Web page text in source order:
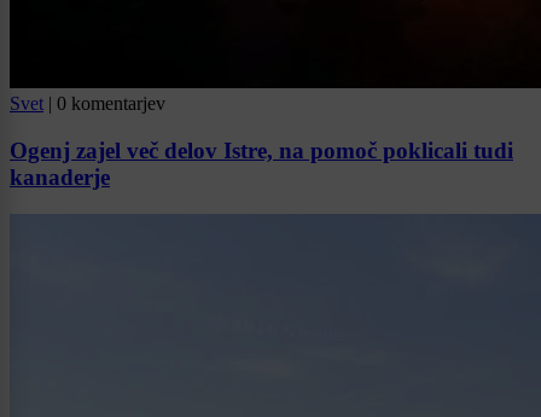
Svet | 0 komentarjev
Ogenj zajel več delov Istre, na pomoč poklicali tudi
kanaderje